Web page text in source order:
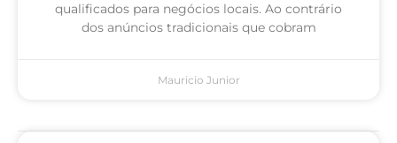
qualificados para negócios locais. Ao contrário
dos anúncios tradicionais que cobram
Mauricio Junior